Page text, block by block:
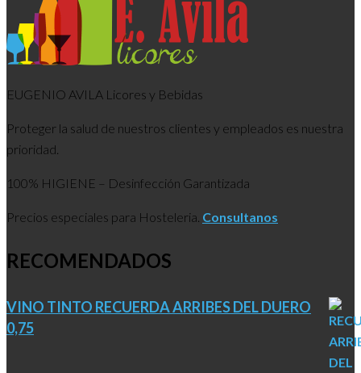
EUGENIO AVILA Licores y Bebidas
Proteger la salud de nuestros clientes y empleados es nuestra
prioridad.
100% HIGIENE – Desinfección Garantizada
Precios especiales para Hosteleria. Consultanos
RECOMENDADOS
VINO TINTO RECUERDA ARRIBES DEL DUERO
0,75